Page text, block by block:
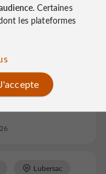
Luzège : Figaro
Lubersac
. Certaines
les plateformes